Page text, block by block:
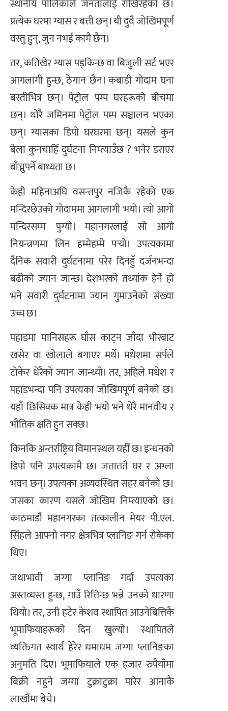
स्थानीय पालिकाले जनतालाई राखिरहेको छ।
प्रत्येक घरमा ग्यास र बत्ती छन्। यी दुवै जोखिमपूर्ण
वस्तु हुन्, जुन नभई कामै छैन।
तर, कतिखेर ग्यास पड्किन्छ वा बिजुली सर्ट भएर
आगलागी हुन्छ, ठेगान छैन। कबाडी गोदाम घना
बस्तीभित्र छन्। पेट्रोल पम्प घरहरूको बीचमा
छन्। थोरै जमिनमा पेट्रोल पम्प सञ्चालन भएका
छन्। ग्यासका डिपो घरघरमा छन्। यसले कुन
बेला कुनचाहिँ दुर्घटना निम्त्याउँछ ? भनेर डराएर
बाँच्नुपर्ने बाध्यता छ।
केही महिनाअघि वसन्तपुर नजिकै रहेको एक
मन्दिरछेउको गोदाममा आगलागी भयो। त्यो आगो
मन्दिरसम्म पुग्यो। महानगरलाई सो आगो
नियन्त्रणमा लिन हम्मेहम्मे पर्‍यो। उपत्यकामा
दैनिक सवारी दुर्घटनामा परेर दिनहुँ दर्जनभन्दा
बढीको ज्यान जान्छ। देशभरको तथ्यांक हेर्ने हो
भने सवारी दुर्घटनामा ज्यान गुमाउनेको संख्या
उच्च छ।
पहाडमा मानिसहरू घाँस काट्न जाँदा भीरबाट
खसेर वा खोलाले बगाएर मर्थे। मधेशमा सर्पले
टोकेर धेरैको ज्यान जान्थ्यो। तर, अहिले मधेश र
पहाडभन्दा पनि उपत्यका जोखिमपूर्ण बनेको छ।
यहाँ छिसिक्क मात्र केही भयो भने धेरै मानवीय र
भौतिक क्षति हुन सक्छ।
किनकि अन्तर्राष्ट्रिय विमानस्थल यहीँ छ। इन्धनको
डिपो पनि उपत्यकामै छ। जताततै घर र अग्ला
भवन छन्। उपत्यका अव्यवस्थित सहर बनेको छ।
जसका कारण यसले जोखिम निम्त्याएको छ।
काठमाडौं महानगरका तत्कालीन मेयर पी.एल.
सिंहले आफ्नो नगर क्षेत्रभित्र प्लानिङ गर्न रोकेका
थिए।
जथाभावी जग्गा प्लानिङ गर्दा उपत्यका
अस्तव्यस्त हुन्छ, गाउँ रित्तिन्छ भन्ने उनको धारणा
थियो। तर, उनी हटेर केशव स्थापित आउनेबित्तिकै
भूमाफियाहरूको दिन खुल्यो। स्थापितले
व्यक्तिगत स्वार्थ हेरेर धमाधम जग्गा प्लानिङका
अनुमति दिए। भूमाफियाले एक हजार रुपैयाँमा
बिक्री नहुने जग्गा टुक्राटुक्रा पारेर आनाकै
लाखौंमा बेचे।